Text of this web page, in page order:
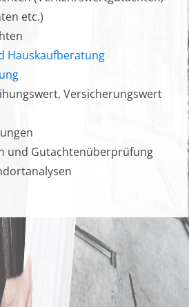
etc.)
Hauskaufberatung
Versicherungswert
und Gutachtenüberprüfung